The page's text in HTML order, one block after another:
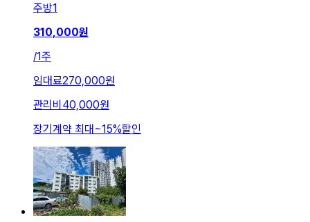
주방1
310,000원
/1주
임대료270,000원
관리비 40,000원
장기계약 최대~15%할인